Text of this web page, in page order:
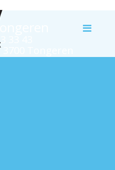
33 43
Tongeren